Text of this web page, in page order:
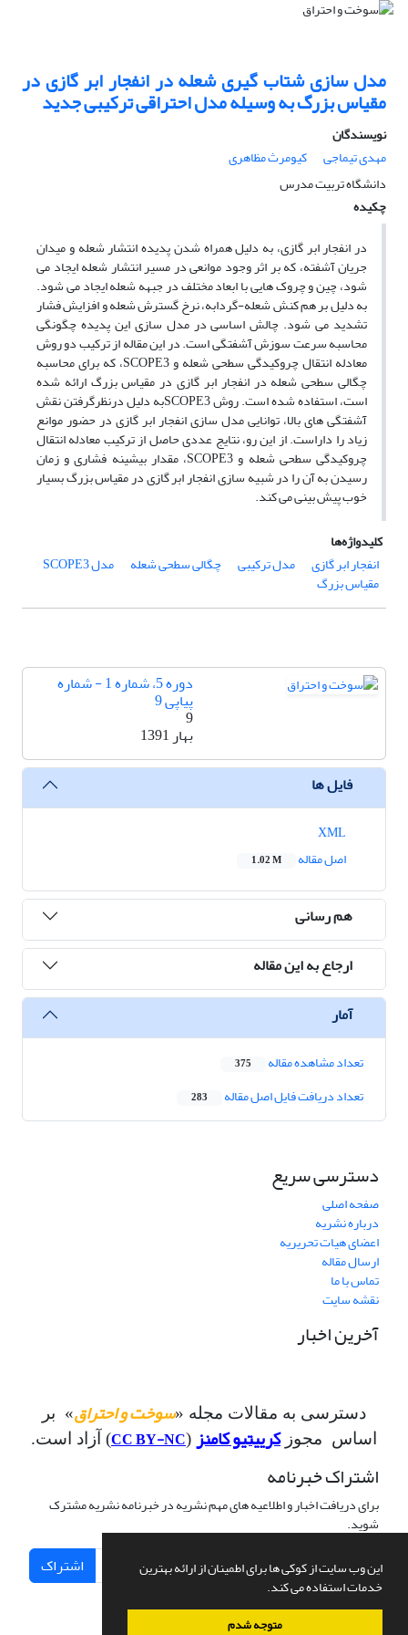
این وب سایت از کوکی ها برای اطمینان از ارائه بهترین
خدمات استفاده می کند.
متوجه شدم
مدل سازی شتاب گیری شعله در انفجار ابر گازی در
مقیاس بزرگ به وسیله مدل احتراقی ترکیبی جدید
نویسندگان
مهدی تیماجی
کیومرث مظاهری
دانشگاه تربیت مدرس
چکیده
در انفجار ابر گازی، به دلیل همراه شدن پدیده انتشار شعله و میدان
جریان آشفته، که بر اثر وجود موانعی در مسیر انتشار شعله ایجاد می
شود، چین و چروک هایی با ابعاد مختلف در جبهه شعله ایجاد می شود.
به دلیل بر هم کنش شعله-گردابه، نرخ گسترش شعله و افزایش فشار
تشدید می شود. چالش اساسی در مدل سازی این پدیده چگونگی
محاسبه سرعت سوزش آَشفتگی است. در این مقاله از ترکیب دو روش
معادله انتقال چروکیدگی سطحی شعله و SCOPE3، که برای محاسبه
چگالی سطحی شعله در انفجار ابر گازی در مقیاس بزرگ ارائه شده
است، استفاده شده است. روش SCOPE3به دلیل درنظرگرفتن نقش
آَشفتگی های بالا، توانایی مدل سازی انفجار ابر گازی در حضور موانع
زیاد را داراست. از این رو، نتایج عددی حاصل از ترکیب معادله انتقال
چروکیدگی سطحی شعله و SCOPE3، مقدار بیشینه فشاری و زمان
رسیدن به آن را در شبیه سازی انفجار ابر گازی در مقیاس بزرگ بسیار
خوب پیش بینی می کند.
کلیدواژه‌ها
انفجار ابر گازی
مدل ترکیبی چگالی سطحی شعله مدل SCOPE3
مقیاس بزرگ
دوره 5، شماره 1 - شماره
پیاپی 9
9
بهار 1391
فایل ها
اصل مقاله
1.02 M
هم رسانی
ارجاع به این مقاله
آمار
تعداد مشاهده مقاله 375
تعداد دریافت فایل اصل مقاله 283
دسترسی سریع
صفحه اصلی
درباره نشریه
اعضای هیات تحریریه
ارسال مقاله
تماس با ما
نقشه سایت
آخرین اخبار
دسترسی به مقالات مجله «سوخت و احتراق» بر
اساس مجوزکرییتیو کامنز (
CC BY-NC) آزاد است.
اشتراک خبرنامه
برای دریافت اخبار و اطلاعیه های مهم نشریه در خبرنامه نشریه مشترک
شوید.
اشتراک